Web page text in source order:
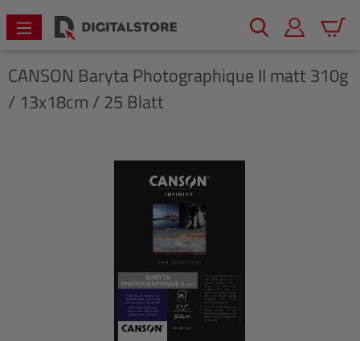
springen
CANSON Baryta Photographique II matt 310g
/ 13x18cm / 25 Blatt